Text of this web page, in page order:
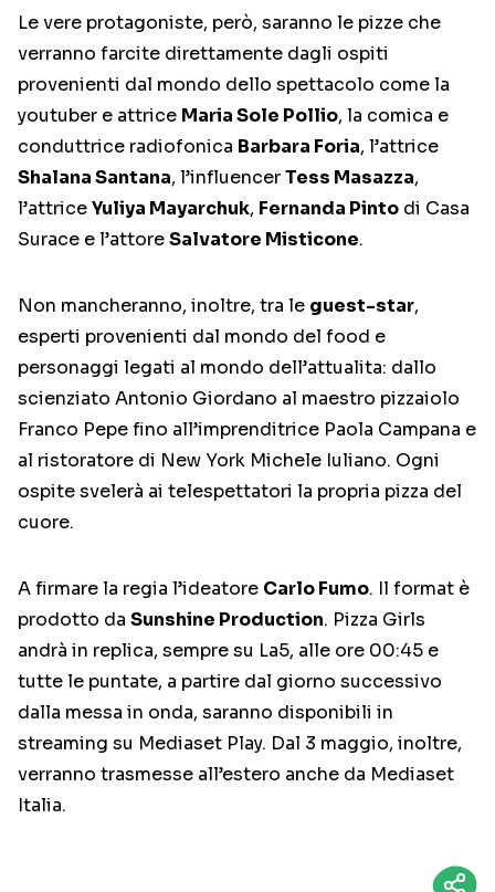
Le vere protagoniste, però, saranno le pizze che
verranno farcite direttamente dagli ospiti
provenienti dal mondo dello spettacolo come la
youtuber e attrice Maria Sole Pollio, la comica e
conduttrice radiofonica Barbara Foria, l’attrice
Shalana Santana, l’influencerTess Masazza,
l’attriceYuliya Mayarchuk, Fernanda Pinto di Casa
Surace e l’attoreSalvatore Misticone.
Non mancheranno, inoltre, tra le guest-star,
esperti provenienti dal mondo del food e
personaggi legati al mondo dell’attualita: dallo
scienziato Antonio Giordano al maestro pizzaiolo
Franco Pepe fino all’imprenditrice Paola Campana e
al ristoratore di New York Michele Iuliano. Ogni
ospite svelerà ai telespettatori la propria pizza del
cuore.
A firmare la regia l’ideatore Carlo Fumo. Il format è
prodotto da Sunshine Production. Pizza Girls
andrà in replica, sempre su La5, alle ore 00:45 e
tutte le puntate, a partire dal giorno successivo
dalla messa in onda, saranno disponibili in
streaming su Mediaset Play. Dal 3 maggio, inoltre,
verranno trasmesse all’estero anche da Mediaset
Italia.